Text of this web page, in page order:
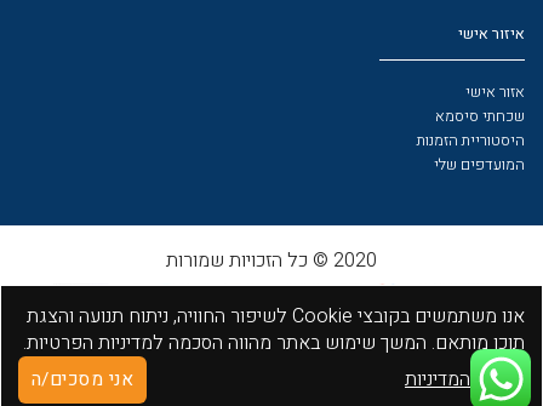
איזור אישי
אזור אישי
שכחתי סיסמא
היסטוריית הזמנות
המועדפים שלי
2020 © כל הזכויות שמורות
אנו משתמשים בקובצי Cookie לשיפור החוויה, ניתוח תנועה והצגת
תוכן מותאם. המשך שימוש באתר מהווה הסכמה למדיניות הפרטיות.
לפרטי המדיניות
אני מסכים/ה